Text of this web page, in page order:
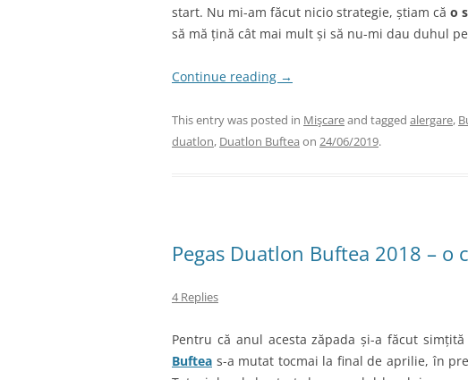
start. Nu mi-am făcut nicio strategie, știam că o
să mă țină cât mai mult și să nu-mi dau duhul
Continue reading →
This entry was posted in Mişcareand tagged alergare,
duatlon, Duatlon Buftea on 24/06/2019.
Pegas Duatlon Buftea 2018 – o
4 Replies
Pentru că anul acesta zăpada și-a făcut
Buftea s-a mutat tocmai la final de aprilie, în